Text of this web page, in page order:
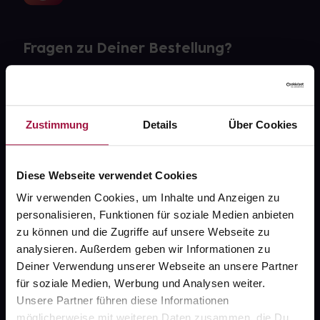
Zustimmung Details Über Cookies
Diese Webseite verwendet Cookies
Wir verwenden Cookies, um Inhalte und Anzeigen zu
personalisieren, Funktionen für soziale Medien anbieten
zu können und die Zugriffe auf unsere Webseite zu
analysieren. Außerdem geben wir Informationen zu
Deiner Verwendung unserer Webseite an unsere Partner
für soziale Medien, Werbung und Analysen weiter.
Unsere Partner führen diese Informationen
Fragen zu Deiner Bestellung?
Über uns
Karriere